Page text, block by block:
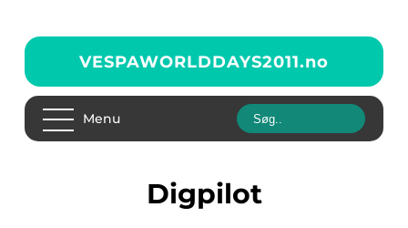
VESPAWORLDDAYS2011.no
Menu
digpilot